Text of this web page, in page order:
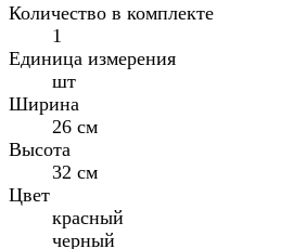
Количество в комплекте
1
Единица измерения
шт
Ширина
26 см
Высота
32 см
Цвет
красный
черный